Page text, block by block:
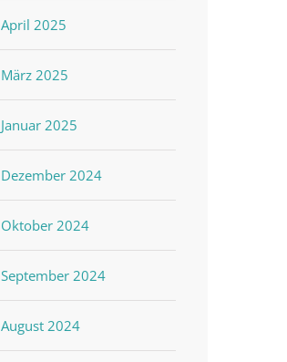
April 2025
März 2025
Januar 2025
Dezember 2024
Oktober 2024
September 2024
August 2024